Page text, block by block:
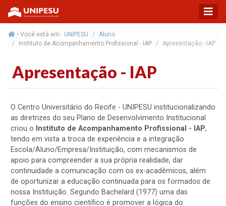
• Você está em: UNIPESU
Aluno
Instituto de Acompanhamento Profissional - IAP
Apresentação - IAP
Apresentação - IAP
O Centro Universitário do Recife - UNIPESU institucionalizando
as diretrizes do seu Plano de Desenvolvimento Institucional
criou o Instituto de Acompanhamento Profissional - IAP,
tendo em vista a troca de experiência e a integração
Escola/Aluno/Empresa/Instituição, com mecanismos de
apoio para compreender a sua própria realidade, dar
continuidade a comunicação com os ex-acadêmicos, além
de oportunizar a educação continuada para os formados de
nossa Instituição. Segundo Bachelard (1977) uma das
funções do ensino científico é promover a lógica do